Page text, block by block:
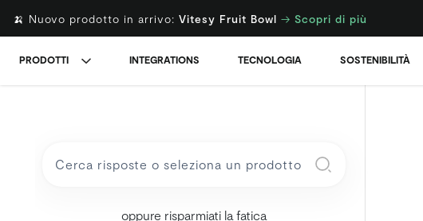
🍌 Nuovo prodotto in arrivo: Vitesy Fruit Bowl → Scopri di più
PRODOTTI INTEGRATIONS TECNOLOGIA SOSTENIBILITÀ
oppure risparmiati la fatica